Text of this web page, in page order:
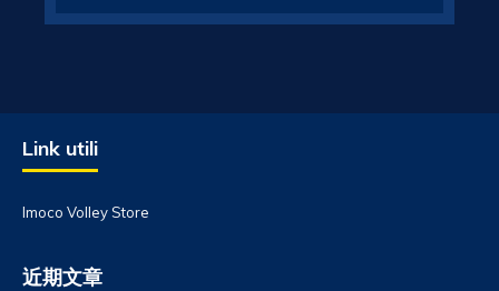
Link utili
Imoco Volley Store
近期文章